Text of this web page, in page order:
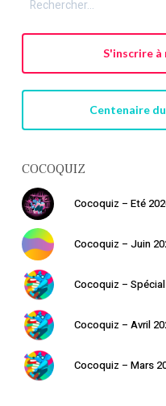
Votre
S'inscrire
Centenaire
COCOQUIZ
Cocoquiz – Eté
Cocoquiz – Juin
Cocoquiz –
Cocoquiz – Avril
Cocoquiz – Mars